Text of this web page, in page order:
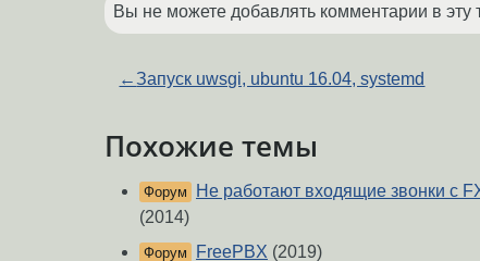
Вы не можете добавлять комментарии в
←Запуск uwsgi, ubuntu 16.04, systemd
Похожие темы
Форум
Не работают входящие звонки с
(2014)
Форум FreePBX (2019)